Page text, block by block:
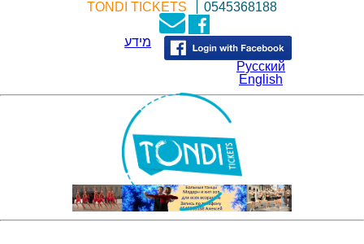
TONDI TICKETS 0545368188
מידע
Русский
English